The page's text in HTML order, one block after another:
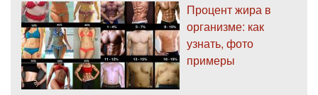
Процент жира в
организме: как
узнать, фото
примеры